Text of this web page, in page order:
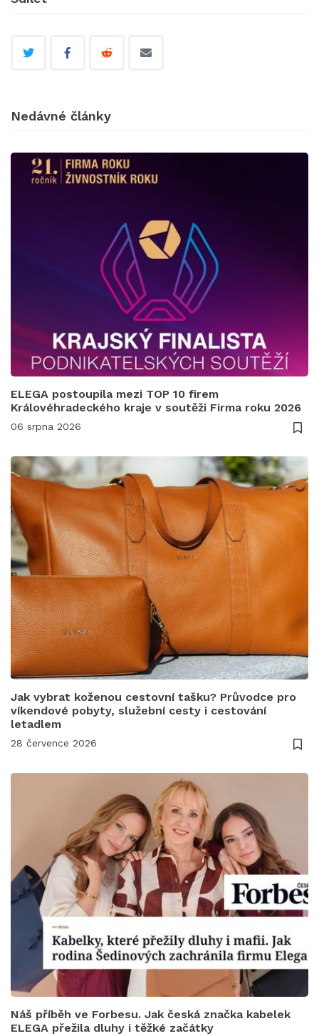
Nedávné články
ELEGA postoupila mezi TOP 10 firem
Královéhradeckého kraje v soutěži Firma roku 2026
06 srpna 2026
Jak vybrat koženou cestovní tašku? Průvodce pro
víkendové pobyty, služební cesty i cestování
letadlem
28 července 2026
Náš příběh ve Forbesu. Jak česká značka kabelek
ELEGA přežila dluhy i těžké začátky